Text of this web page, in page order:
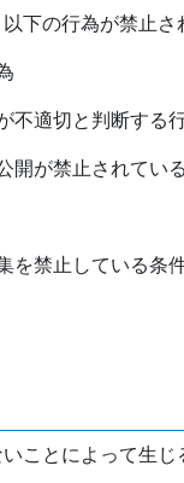
下の行為が禁止さ
不適切と判断する
が禁止されてい
禁止している条
ことによって生